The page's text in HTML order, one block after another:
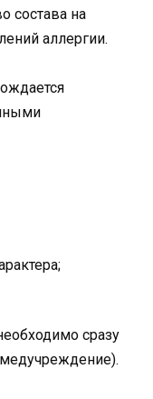
состава на
аллергии.
сразу